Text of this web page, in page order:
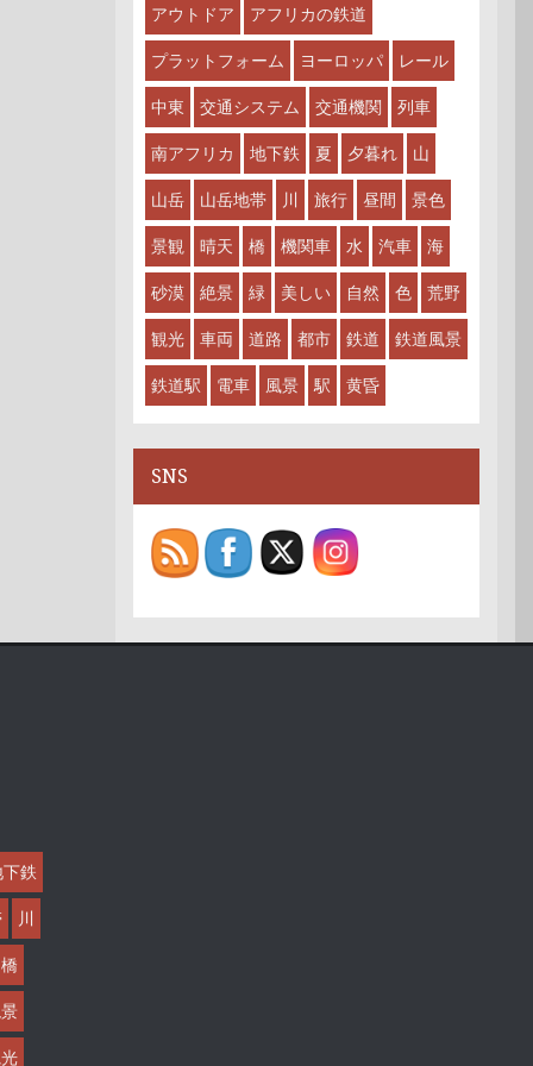
アウトドア アフリカの鉄道
プラットフォーム ヨーロッパ レール
中東 交通システム 交通機関 列車
南アフリカ 地下鉄 夏 夕暮れ 山
山岳 山岳地帯 川 旅行 昼間 景色
景観 晴天 橋 機関車 水 汽車 海
砂漠 絶景 緑 美しい 自然 色 荒野
観光 車両 道路 都市 鉄道 鉄道風景
鉄道駅 電車 風景 駅 黄昏
SNS
鉄
川
橋